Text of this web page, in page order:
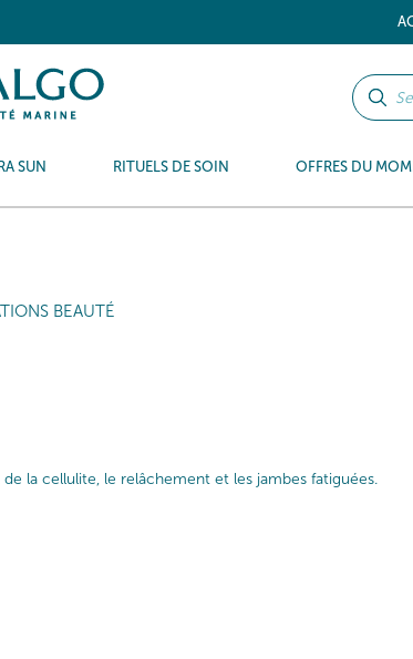
SUN RITUELS DE SOIN OFFRES DU
BEAUTÉ
la cellulite, le relâchement et les jambes fatiguées.